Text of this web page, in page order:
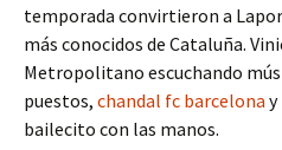
temporada convirtieron a
más conocidos de Cataluña.
Metropolitano escuchando
puestos, chandal fc barcelona y
bailecito con las manos.